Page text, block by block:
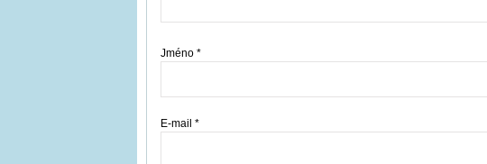
Jméno *
E-mail *